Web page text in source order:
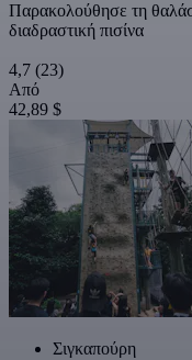
Παρακολούθησε τη
διαδραστική πισίνα
4,7 (23)
Από
42,89 $
Σιγκαπούρη